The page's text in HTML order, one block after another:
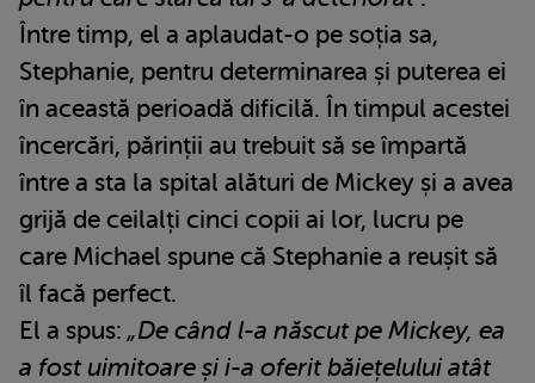
Între timp, el a aplaudat-o pe soția sa,
Stephanie, pentru determinarea și puterea ei
în această perioadă dificilă. În timpul acestei
încercări, părinții au trebuit să se împartă
între a sta la spital alături de Mickey și a avea
grijă de ceilalți cinci copii ai lor, lucru pe
care Michael spune că Stephanie a reușit să
îl facă perfect.
El a spus: „De când l-a născut pe Mickey, ea
a fost uimitoare și i-a oferit băiețelului atât